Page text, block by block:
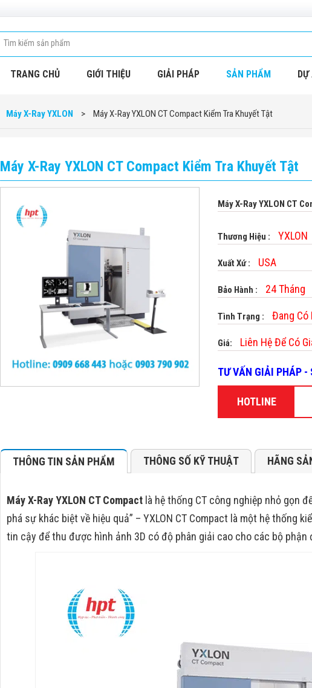
TRANG CHỦ GIỚI THIỆU GIẢI PHÁP SẢN PHẨM
Máy X-Ray YXLON > Máy X-Ray YXLON CT Compact Kiểm Tra Khuyết Tật
Máy X-Ray YXLON CT Compact Kiểm Tra Khuyết Tật
Máy X-Ray YXLON CT
Thương Hiệu : YXLON
Xuất Xứ : USA
Bảo Hành : 24 Tháng
Tình Trạng : Đang Có
Giá: Liên Hệ Để Có
TƯ VẤN GIẢI PHÁP -
HOTLINE
THÔNG TIN SẢN PHẨM THÔNG SỐ KỸ THUẬT HÃNG
Máy X-Ray YXLON CT Compact là hệ thống CT công nghiệp nhỏ gọn
phá sự khác biệt về hiệu quả” – YXLON CT Compact là một hệ thống
tin cậy để thu được hình ảnh 3D có độ phân giải cao cho các bộ phận